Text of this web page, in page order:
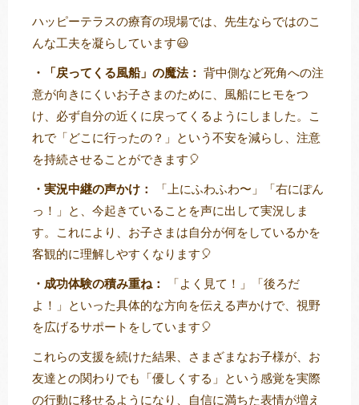
ハッピーテラスの療育の現場では、先生ならではのこ
んな工夫を凝らしています😃
・「戻ってくる風船」の魔法： 背中側など死角への注
意が向きにくいお子さまのために、風船にヒモをつ
け、必ず自分の近くに戻ってくるようにしました。こ
れで「どこに行ったの？」という不安を減らし、注意
を持続させることができます🎈
・実況中継の声かけ：
「上にふわふわ〜」「右にぽん
っ！」と、今起きていることを声に出して実況しま
す。これにより、お子さまは自分が何をしているかを
客観的に理解しやすくなります🎈
・成功体験の積み重ね：
「よく見て！」「後ろだ
よ！」といった具体的な方向を伝える声かけで、視野
を広げるサポートをしています🎈
これらの支援を続けた結果、さまざまなお子様が、お
友達との関わりでも「優しくする」という感覚を実際
の行動に移せるようになり、自信に満ちた表情が増え